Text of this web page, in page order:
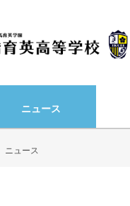
ニュース
ニュース